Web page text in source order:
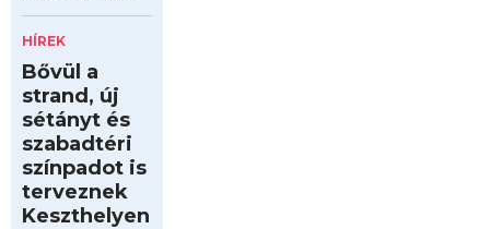
HÍREK
Bővül a
strand, új
sétányt és
szabadtéri
színpadot is
terveznek
Keszthelyen